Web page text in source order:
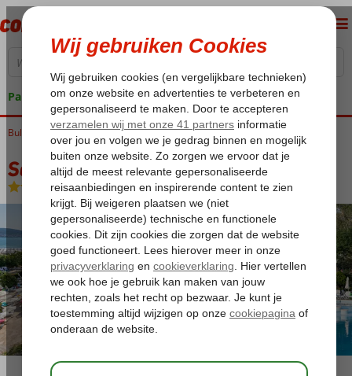
Pakketgarantie
Home
Bulgarije Zwarte Zee Sunny Beach Sentido Neptun Beach
Sentido Neptun Beach
All Inclusive- Hotel